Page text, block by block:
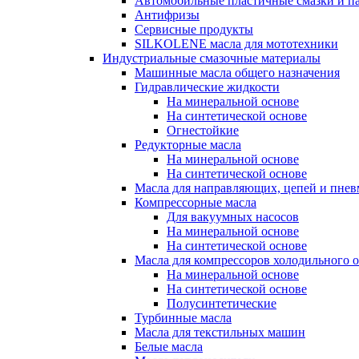
Антифризы
Сервисные продукты
SILKOLENE масла для мототехники
Индустриальные смазочные материалы
Машинные масла общего назначения
Гидравлические жидкости
На минеральной основе
На синтетической основе
Огнестойкие
Редукторные масла
На минеральной основе
На синтетической основе
Масла для направляющих, цепей и
Компрессорные масла
Для вакуумных насосов
На минеральной основе
На синтетической основе
Масла для компрессоров холодильного
На минеральной основе
На синтетической основе
Полусинтетические
Турбинные масла
Масла для текстильных машин
Белые масла